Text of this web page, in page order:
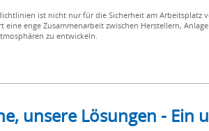
ist nicht nur für die Sicherheit am
eine enge Zusammenarbeit zwischen Herstellern,
zu entwickeln.
unsere Lösungen -